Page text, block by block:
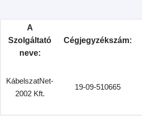
A
Szolgáltató
neve:
Cégjegyzékszám:
KábelszatNet-
2002 Kft.
19-09-510665